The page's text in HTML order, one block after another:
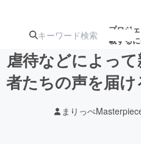
プロジ
載する
ターン
ジェクト
虐待などによっ
者たちの声を届け
まりっぺ